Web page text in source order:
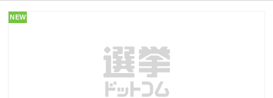
NEW